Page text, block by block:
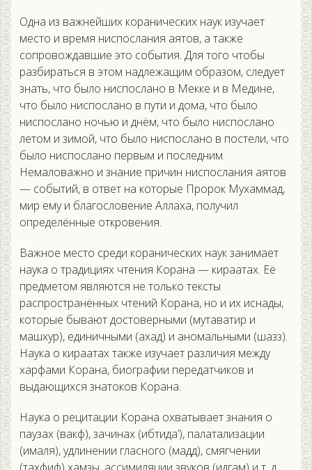
Одна из важнейших коранических наук изучает
место и время ниспослания аятов, а также
сопровождавшие это события. Для того чтобы
разбираться в этом надлежащим образом, следует
знать, что было ниспослано в Мекке и в Медине,
что было ниспослано в пути и дома, что было
ниспослано ночью и днём, что было ниспослано
летом и зимой, что было ниспослано в постели, что
было ниспослано первым и последним.
Немаловажно и знание причин ниспослания аятов
— событий, в ответ на которые Пророк Мухаммад,
мир ему и благословение Аллаха, получил
определённые откровения.
Важное место среди коранических наук занимает
наука о традициях чтения Корана — кираатах. Её
предметом являются не только тексты
распространённых чтений Корана, но и их иснады,
которые бывают достоверными (мутаватир и
машхур), единичными (ахад) и аномальными (шазз).
Наука о кираатах также изучает различия между
харфами Корана, биографии передатчиков и
выдающихся знатоков Корана.
Наука о рецитации Корана охватывает знания о
паузах (вакф), зачинах (ибтида’), палатализации
(ималя), удлинении гласного (мадд), смягчении